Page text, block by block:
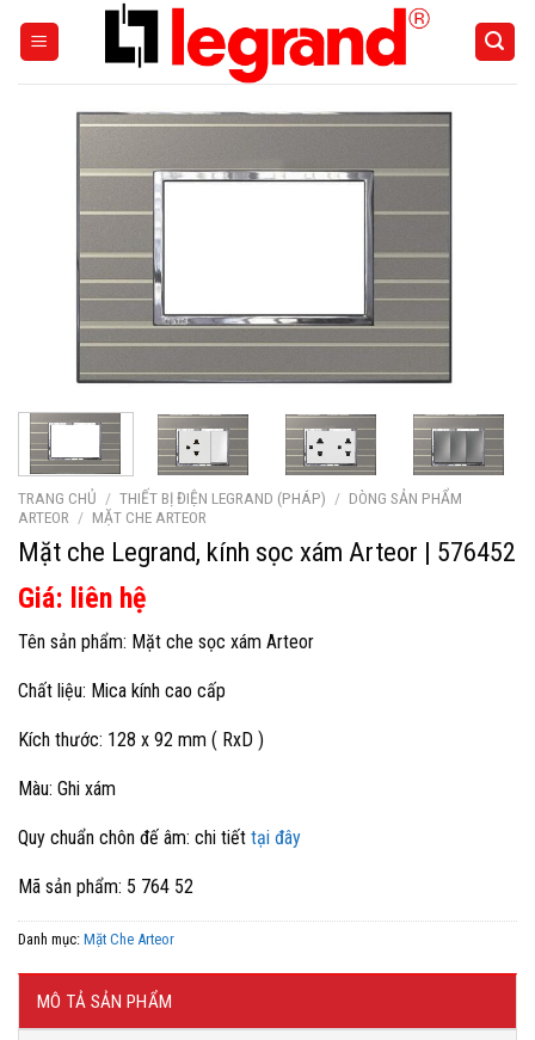
TRANG CHỦ / THIẾT BỊ ĐIỆN LEGRAND (PHÁP) / DÒNG SẢN PHẨM
ARTEOR / MẶT CHE ARTEOR
Mặt che Legrand, kính sọc xám Arteor | 576452
Giá: liên hệ
Tên sản phẩm: Mặt che sọc xám Arteor
Chất liệu: Mica kính cao cấp
Kích thước: 128 x 92 mm ( RxD )
Màu: Ghi xám
Quy chuẩn chôn đế âm: chi tiết tại đây
Mã sản phẩm: 5 764 52
Danh mục: Mặt Che Arteor
MÔ TẢ SẢN PHẨM